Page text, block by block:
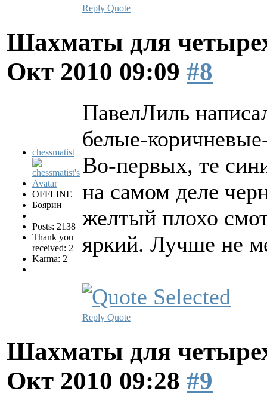
Reply Quote
Шахматы для
Окт 2010 09:09 #8
chessmatist
OFFLINE
Боярин
Posts: 2138
Thank you
received: 2
Karma: 2
ПавелЛиль
белые-
Во-первых, те
на самом деле
желтый плохо
яркий. Лучше не
Reply Quote
Шахматы для
Окт 2010 09:28 #9